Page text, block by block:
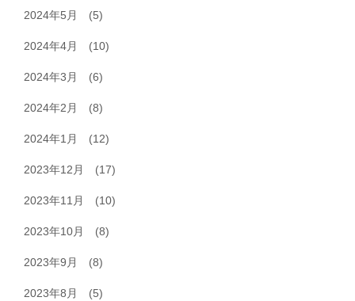
2024年5月 (5)
2024年4月 (10)
2024年3月 (6)
2024年2月 (8)
2024年1月 (12)
2023年12月 (17)
2023年11月 (10)
2023年10月 (8)
2023年9月 (8)
2023年8月 (5)